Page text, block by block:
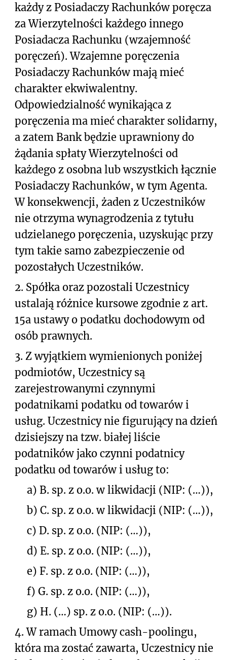
każdy z Posiadaczy Rachunków poręcza
za Wierzytelności każdego innego
Posiadacza Rachunku (wzajemność
poręczeń). Wzajemne poręczenia
Posiadaczy Rachunków mają mieć
charakter ekwiwalentny.
Odpowiedzialność wynikająca z
poręczenia ma mieć charakter solidarny,
a zatem Bank będzie uprawniony do
żądania spłaty Wierzytelności od
każdego z osobna lub wszystkich łącznie
Posiadaczy Rachunków, w tym Agenta.
W konsekwencji, żaden z Uczestników
nie otrzyma wynagrodzenia z tytułu
udzielanego poręczenia, uzyskując przy
tym takie samo zabezpieczenie od
pozostałych Uczestników.
2. Spółka oraz pozostali Uczestnicy
ustalają różnice kursowe zgodnie z art.
15a ustawy o podatku dochodowym od
osób prawnych.
3. Z wyjątkiem wymienionych poniżej
podmiotów, Uczestnicy są
zarejestrowanymi czynnymi
podatnikami podatku od towarów i
usług. Uczestnicy nie figurujący na dzień
dzisiejszy na tzw. białej liście
podatników jako czynni podatnicy
podatku od towarów i usług to:
a) B. sp. z o.o. w likwidacji (NIP: (…)),
b) C. sp. z o.o. w likwidacji (NIP: (…)),
c) D. sp. z o.o. (NIP: (…)),
d) E. sp. z o.o. (NIP: (…)),
e) F. sp. z o.o. (NIP: (…)),
f) G. sp. z o.o. (NIP: (…)),
g) H. (…) sp. z o.o. (NIP: (…)).
4. W ramach Umowy cash-poolingu,
która ma zostać zawarta, Uczestnicy nie